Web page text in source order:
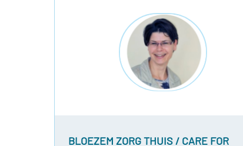
BLOEZEM ZORG THUIS / CARE FOR